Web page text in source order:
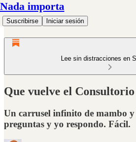
Nada importa
Suscribirse Iniciar sesión
Lee sin distracciones en
Que vuelve el
Un carrusel infinito de mambo
preguntas y yo respondo. Fácil.